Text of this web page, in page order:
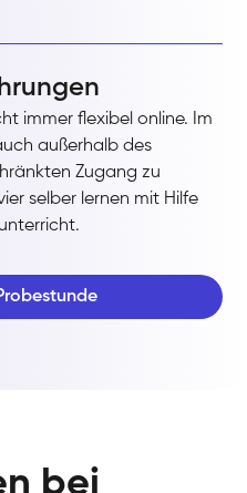
immer flexibel online. Im
außerhalb des
Zugang zu
selber lernen mit Hilfe
bei